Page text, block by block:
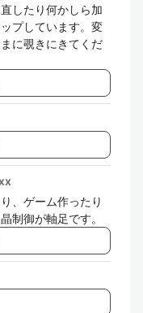
したり何かしら加
プしています。変
に覗きにきてくだ
、ゲーム作ったり
制御が軸足です。